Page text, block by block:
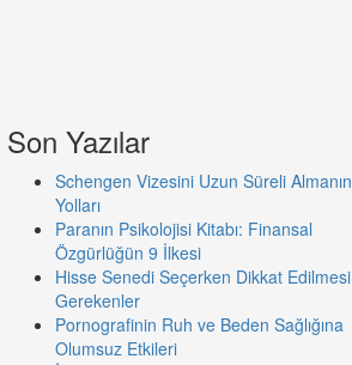
Son Yazılar
Schengen Vizesini Uzun Süreli Almanın
Yolları
Paranın Psikolojisi Kitabı: Finansal
Özgürlüğün 9 İlkesi
Hisse Senedi Seçerken Dikkat Edilmesi
Gerekenler
Pornografinin Ruh ve Beden Sağlığına
Olumsuz Etkileri